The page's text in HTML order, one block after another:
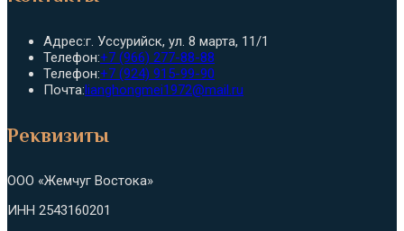
Адрес:г. Уссурийск, ул. 8 марта, 11/1
Телефон:+7 (966) 277-88-88
вашем
Телефон:+7 (924) 915-99-90
в
Почта:lianghongmei1972@mail.ru
Реквизиты
ООО «Жемчуг Востока»
ИНН 2543160201